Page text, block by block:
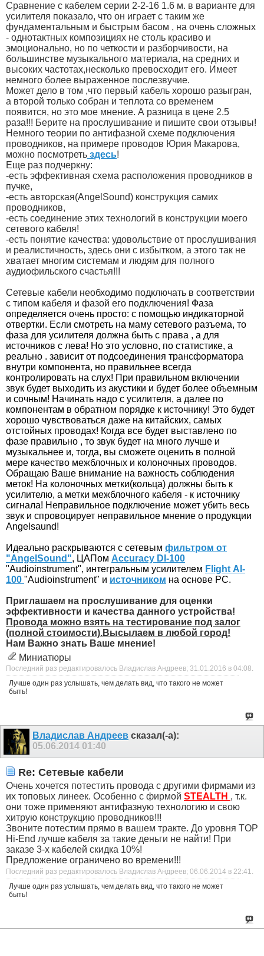
Сравнение с кабелем серии 2-2-16 1.6 м. в варианте для
усилителя показало, что он играет с таким же
фундаментальным и быстрым басом , на очень сложных
- однотактных композициях не столь красиво и
эмоционально, но по четкости и разборчивости, на
большинстве музыкального материала, на средних и
высоких частотах,несколько превосходит его. Имеет
немного более выраженное послезвучие.
Может дело в том ,что первый кабель хорошо разыгран,
а второй только собран и теплота со временем
появится, но это мое мнение. А разница в цене 2.5
раза!!! Берите на прослушивание и пишите свои отзывы!
Немного теории по антифазной схеме подключения
проводников, на примере проводов Юрия Макарова,
можно посмотреть здесь!
Еще раз подчеркну:
-есть эффективная схема расположения проводников в
пучке,
-есть авторская(AngelSound) конструкция самих
проводников,
-есть соединение этих технологий в конструкции моего
сетевого кабеля!
-есть понятие качества: удовольствие от прослушивания
и реалистичность, здесь они с избытком, а этого так не
хватает многим системам и людям для полного
аудиофильского счастья!!!
Сетевые кабели необходимо подключать в соответствии
с типом кабеля и фазой его подключения! Фаза
определяется очень просто: с помощью индикаторной
отвертки. Если смотреть на маму сетевого разъема, то
фаза для усилителя должна быть с права , а для
источников с лева! Но это условно, по статистике, а
реально . зависит от подсоединения трансформатора
внутри компонента, но правильнее всегда
контролировать на слух! При правильном включении
звук будет выходить из акустики и будет более объемным
и сочным! Начинать надо с усилителя, а далее по
компонентам в обратном порядке к источнику! Это будет
хорошо чувствоваться даже на китайских, самых
отстойных проводах! Когда все будет выставлено по
фазе правильно , то звук будет на много лучше и
музыкальнее и, тогда, вы сможете оценить в полной
мере качество межблочных и колоночных проводов.
Обращаю Ваше внимание на важность соблюдения
меток! На колоночных метки(кольца) должны быть к
усилителю, а метки межблочного кабеля - к источнику
сигнала! Неправильное подключение может убить весь
звук и спровоцирует неправильное мнение о продукции
Angelsaund!
Идеально раскрываются с сетевым фильтром от
"AngelSound", ЦАПом Accuracy DI-100
"Audioinstrument", интегральным усилителем Flight АI-
100 "Audioinstrument" и источником на основе PC.
Приглашаем на прослушивание для оценки
эффективности и качества данного устройства!
Провода можно взять на тестирование под залог
(полной стоимости).Высылаем в любой город!
Нам Важно знать Ваше мнение!
Миниатюры
Последний раз редактировалось Владислав Андреев; 31.01.2016 в 04:08.
Лучше один раз услышать, чем делать вид, что такого не может
быть!
Владислав Андреев сказал(-а):
05.06.2014 01:40
Re: Сетевые кабели
Очень хочется потестить провода с другими фирмами из
их топовых линеек. Особенно с фирмой STEALTH , т.к.
они тоже применяют антифазную технологию и свою
хитрую конструкцию проводников!!!
Звоните потестим прямо в вашем тракте. До уровня TOP
Hi-End лучше кабеля за такие деньги не найти! При
заказе 3-х кабелей скидка 10%!
Предложение ограничено во времени!!!
Последний раз редактировалось Владислав Андреев; 06.06.2014 в 22:41.
Лучше один раз услышать, чем делать вид, что такого не может
быть!